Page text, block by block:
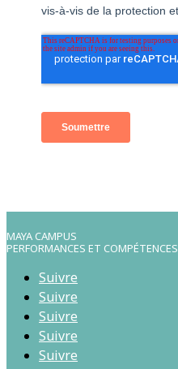
MAYA CAMPUS
PERFORMANCES ET COMPÉTENCES
Suivre
Suivre
Suivre
Suivre
Suivre